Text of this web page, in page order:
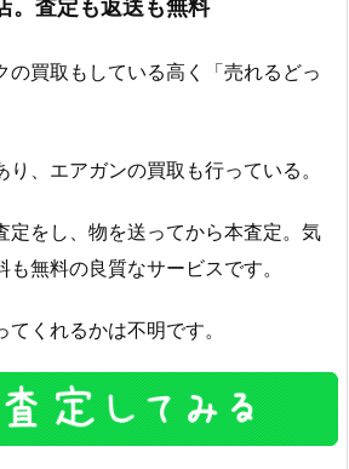
。査定も返送も無料
の買取もしている高く「売れるどっ
、エアガンの買取も行っている。
定をし、物を送ってから本査定。気
無料の良質なサービスです。
くれるかは不明です。